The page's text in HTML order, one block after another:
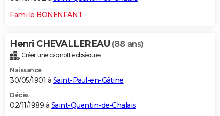
Famille BONENFANT
Henri CHEVALLEREAU (88 ans)
Créer une cagnotte obsèques
Naissance
30/05/1901 à Saint-Paul-en-Gâtine
Décès
02/11/1989 à Saint-Quentin-de-Chalais